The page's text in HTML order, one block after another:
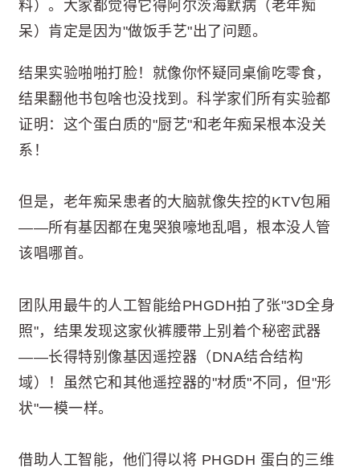
料）。大家都觉得它得阿尔茨海默病（老年痴
呆）肯定是因为"做饭手艺"出了问题。
结果实验啪啪打脸！就像你怀疑同桌偷吃零食，
结果翻他书包啥也没找到。科学家们所有实验都
证明：这个蛋白质的"厨艺"和老年痴呆根本没关
系！
但是，老年痴呆患者的大脑就像失控的KTV包厢
——所有基因都在鬼哭狼嚎地乱唱，根本没人管
该唱哪首。
团队用最牛的人工智能给PHGDH拍了张"3D全身
照"，结果发现这家伙裤腰带上别着个秘密武器
——长得特别像基因遥控器（DNA结合结构
域）！虽然它和其他遥控器的"材质"不同，但"形
状"一模一样。
借助人工智能，他们得以将 PHGDH 蛋白的三维